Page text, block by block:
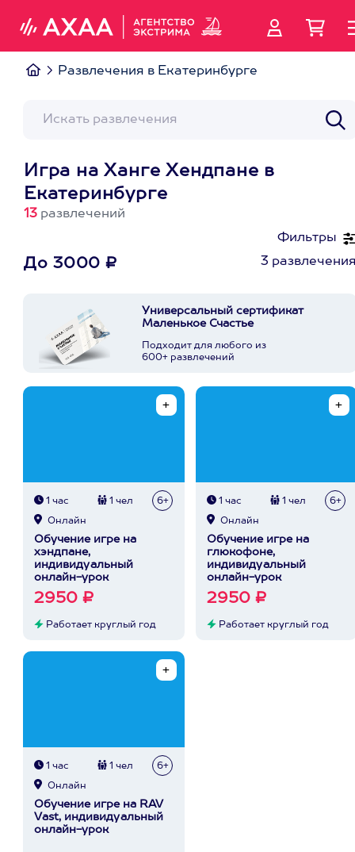
Развлечения в Екатеринбурге
Игра на Ханге Хендпане в
Екатеринбурге
13 развлечений
Фильтры
До 3000 ₽ 3
Универсальный сертификат
Маленькое Счастье
Подходит для любого из
600+ развлечений
1 час 1 чел 6+
Онлайн
Обучение игре на
хэндпане,
индивидуальный
онлайн-урок
2950 ₽
Работает круглый год
1 час 1 чел 6+
Онлайн
Обучение игре на
глюкофоне,
индивидуальный
онлайн-урок
2950 ₽
Работает круглый год
1 час 1 чел 6+
Онлайн
Обучение игре на RAV
Vast, индивидуальный
онлайн-урок